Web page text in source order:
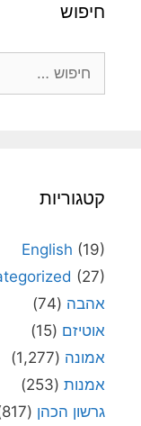
חיפוש
קטגוריות
English (19)
(27)
אהבה (74)
אוטיזם (15)
אמונה (1,277)
אמנות (253)
גרשון הכהן (817)